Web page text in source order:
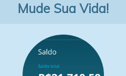
Mude Sua Vida!